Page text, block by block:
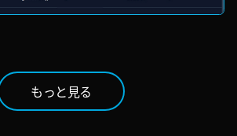
もっと見る